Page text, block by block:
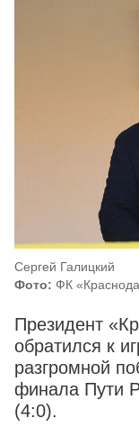
Сергей Галицкий
Фото: ФК
Президент
обратился к
разгромной
финала Пути
(4:0).